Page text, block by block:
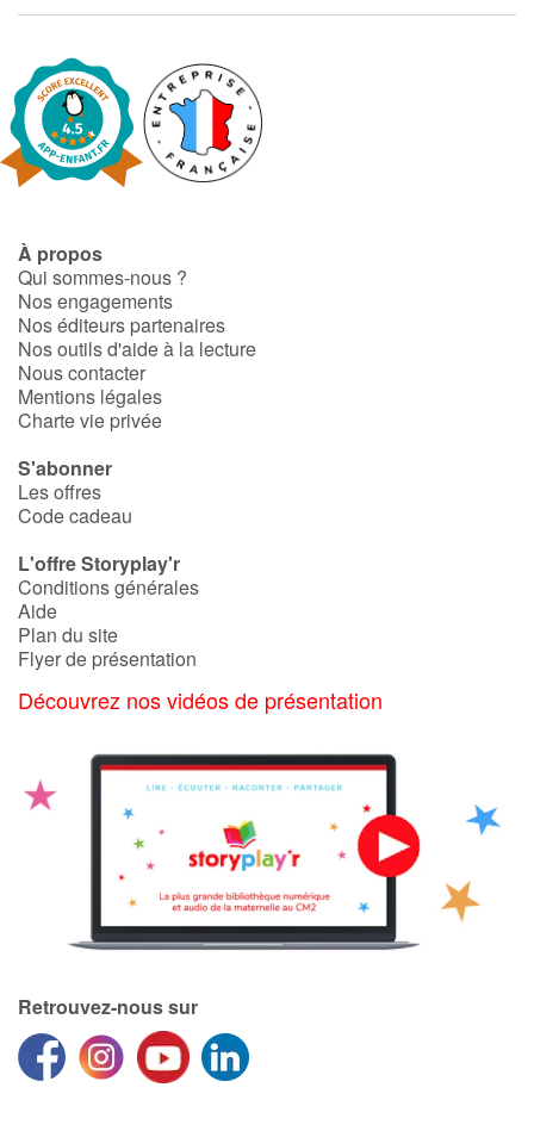
Fable, mythe, littérature et poésie
Princesses et princes, rois, reines et dragons
Ogres, monstres et sorcières
Héroïnes et héros
Écologie, nature, saisons
Les animaux
Voyage, épopée, enquête, aventure
Autour du monde
Apprentissage
Documentaires
En famille
Quotidien et loisirs
À l'école
Fêtes et évènements
Amour et amitié
Sujets de société
Émotions et sentiments
Formats et illustrations
À propos
Qui sommes-nous ?
Nos engagements
Nos éditeurs partenaires
Nos outils d'aide à la lecture
Nous contacter
Mentions légales
Charte vie privée
S'abonner
Les offres
Code cadeau
L'offre Storyplay'r
Conditions générales
Aide
Plan du site
Flyer de présentation
Découvrez nos vidéos de présentation
Retrouvez-nous sur